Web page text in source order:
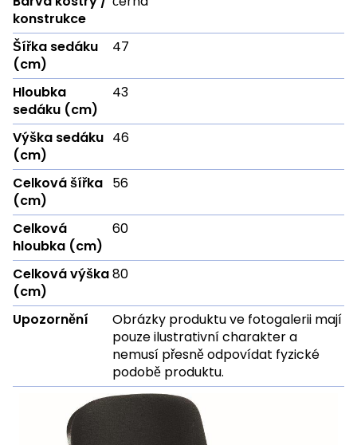
konstrukce
Šířka sedáku
(cm)
47
Hloubka
sedáku (cm)
43
Výška sedáku
(cm)
46
Celková šířka
(cm)
56
Celková
hloubka (cm)
60
Celková výška
(cm)
80
Upozornění
Obrázky produktu ve fotogalerii mají
pouze ilustrativní charakter a
nemusí přesně odpovídat fyzické
podobě produktu.